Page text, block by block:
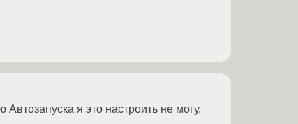
я это настроить не могу.